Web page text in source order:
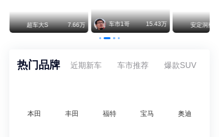
超车大S 7.66万 车市1哥 15.43万 安定洞察
热门品牌 近期新车 车市推荐 爆款SUV
本田 丰田 福特 宝马 奥迪